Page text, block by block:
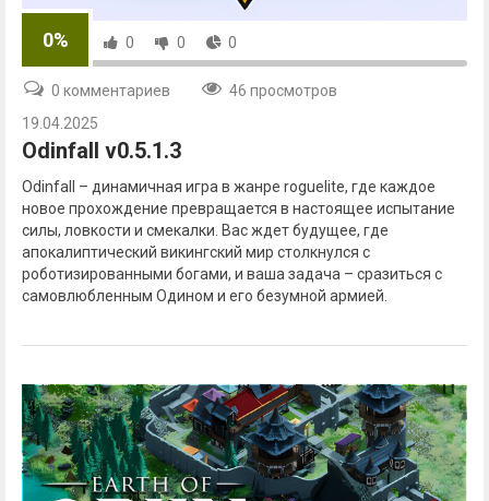
0% 0 0 0
0 комментариев
46 просмотров
19.04.2025
Odinfall v0.5.1.3
Odinfall – динамичная игра в жанре roguelite, где каждое
новое прохождение превращается в настоящее испытание
силы, ловкости и смекалки. Вас ждет будущее, где
апокалиптический викингский мир столкнулся с
роботизированными богами, и ваша задача – сразиться с
самовлюбленным Одином и его безумной армией.